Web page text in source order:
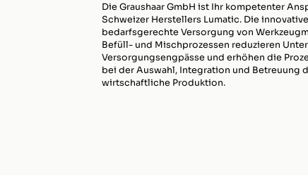
Die Graushaar GmbH ist Ihr kompetenter
Schweizer Herstellers Lumatic. Die
bedarfsgerechte Versorgung von
Befüll- und Mischprozessen reduzieren
Versorgungsengpässe und erhöhen die
bei der Auswahl, Integration und Betreuung
wirtschaftliche Produktion.